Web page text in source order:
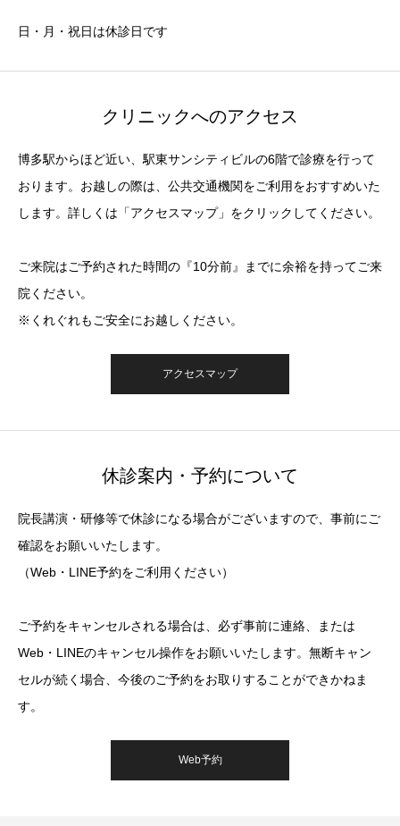
日・月・祝日は休診日です
クリニックへのアクセス
博多駅からほど近い、駅東サンシティビルの6階で診療を行って
おります。お越しの際は、公共交通機関をご利用をおすすめいた
します。詳しくは「アクセスマップ」をクリックしてください。
ご来院はご予約された時間の『10分前』までに余裕を持ってご来
院ください。
※くれぐれもご安全にお越しください。
アクセスマップ
休診案内・予約について
院長講演・研修等で休診になる場合がございますので、事前にご
確認をお願いいたします。
（Web・LINE予約をご利用ください）
ご予約をキャンセルされる場合は、必ず事前に連絡、または
Web・LINEのキャンセル操作をお願いいたします。無断キャン
セルが続く場合、今後のご予約をお取りすることができかねま
す。
Web予約